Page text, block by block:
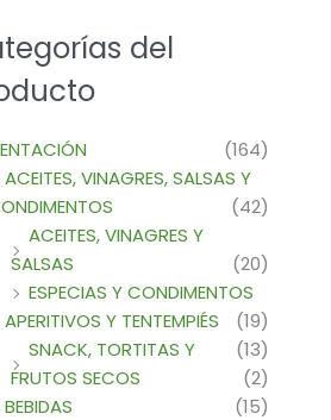
del
(164)
ACEITES, VINAGRES, SALSAS Y
(42)
ACEITES, VINAGRES Y
SALSAS
(20)
ESPECIAS Y CONDIMENTOS
(19)
APERITIVOS Y TENTEMPIÉS
(13)
SNACK, TORTITAS Y
FRUTOS SECOS
(2)
BEBIDAS
(15)